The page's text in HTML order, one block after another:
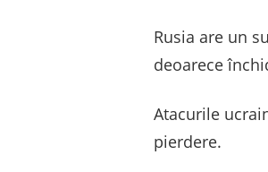
Rusia are un
deoarece
Atacurile
pierdere.